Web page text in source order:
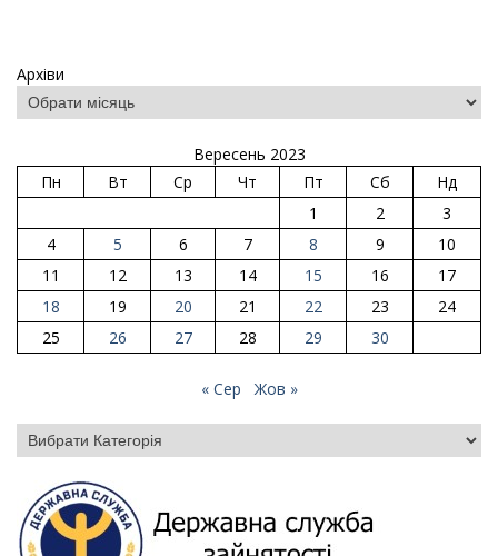
Архіви
Вересень 2023
Пн
Вт Ср Чт Пт Сб
Нд
1
2
3
4
5 6 7 8 9
10
11
12 13 14 15 16
17
18
19 20 21 22 23
24
25
26 27 28 29 30
« Сер Жов »
Категорії